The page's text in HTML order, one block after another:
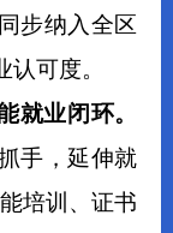
步纳入全区
可度。
就业闭环。
手，延伸就
培训、证书